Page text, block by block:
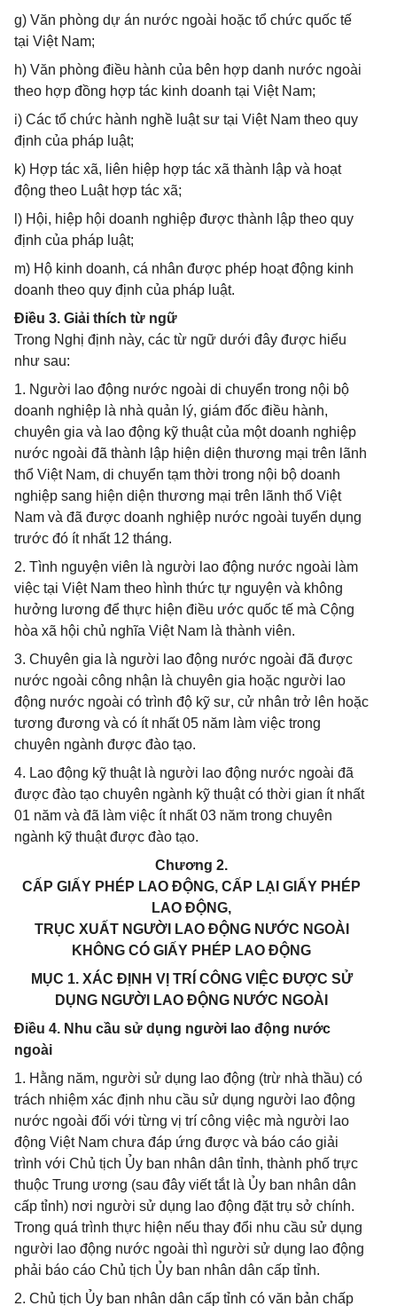
g) Văn phòng dự án nước ngoài hoặc tổ chức quốc tế
tại Việt Nam;
h) Văn phòng điều hành của bên hợp danh nước ngoài
theo hợp đồng hợp tác kinh doanh tại Việt Nam;
i) Các tổ chức hành nghề luật sư tại Việt Nam theo quy
định của pháp luật;
k) Hợp tác xã, liên hiệp hợp tác xã thành lập và hoạt
động theo Luật hợp tác xã;
l) Hội, hiệp hội doanh nghiệp được thành lập theo quy
định của pháp luật;
m) Hộ kinh doanh, cá nhân được phép hoạt động kinh
doanh theo quy định của pháp luật.
Điều 3. Giải thích từ ngữ
Trong Nghị định này, các từ ngữ dưới đây được hiểu
như sau:
1. Người lao động nước ngoài di chuyển trong nội bộ
doanh nghiệp là nhà quản lý, giám đốc điều hành,
chuyên gia và lao động kỹ thuật của một doanh nghiệp
nước ngoài đã thành lập hiện diện thương mại trên lãnh
thổ Việt Nam, di chuyển tạm thời trong nội bộ doanh
nghiệp sang hiện diện thương mại trên lãnh thổ Việt
Nam và đã được doanh nghiệp nước ngoài tuyển dụng
trước đó ít nhất 12 tháng.
2. Tình nguyện viên là người lao động nước ngoài làm
việc tại Việt Nam theo hình thức tự nguyện và không
hưởng lương để thực hiện điều ước quốc tế mà Cộng
hòa xã hội chủ nghĩa Việt Nam là thành viên.
3. Chuyên gia là người lao động nước ngoài đã được
nước ngoài công nhận là chuyên gia hoặc người lao
động nước ngoài có trình độ kỹ sư, cử nhân trở lên hoặc
tương đương và có ít nhất 05 năm làm việc trong
chuyên ngành được đào tạo.
4. Lao động kỹ thuật là người lao động nước ngoài đã
được đào tạo chuyên ngành kỹ thuật có thời gian ít nhất
01 năm và đã làm việc ít nhất 03 năm trong chuyên
ngành kỹ thuật được đào tạo.
Chương 2.
CẤP GIẤY PHÉP LAO ĐỘNG, CẤP LẠI GIẤY PHÉP
LAO ĐỘNG,
TRỤC XUẤT NGƯỜI LAO ĐỘNG NƯỚC NGOÀI
KHÔNG CÓ GIẤY PHÉP LAO ĐỘNG
MỤC 1. XÁC ĐỊNH VỊ TRÍ CÔNG VIỆC ĐƯỢC SỬ
DỤNG NGƯỜI LAO ĐỘNG NƯỚC NGOÀI
Điều 4. Nhu cầu sử dụng người lao động nước
ngoài
1. Hằng năm, người sử dụng lao động (trừ nhà thầu) có
trách nhiệm xác định nhu cầu sử dụng người lao động
nước ngoài đối với từng vị trí công việc mà người lao
động Việt Nam chưa đáp ứng được và báo cáo giải
trình với Chủ tịch Ủy ban nhân dân tỉnh, thành phố trực
thuộc Trung ương (sau đây viết tắt là Ủy ban nhân dân
cấp tỉnh) nơi người sử dụng lao động đặt trụ sở chính.
Trong quá trình thực hiện nếu thay đổi nhu cầu sử dụng
người lao động nước ngoài thì người sử dụng lao động
phải báo cáo Chủ tịch Ủy ban nhân dân cấp tỉnh.
2. Chủ tịch Ủy ban nhân dân cấp tỉnh có văn bản chấp